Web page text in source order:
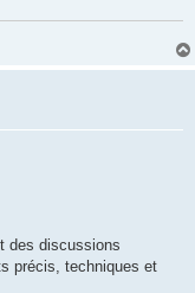
des discussions
précis, techniques et